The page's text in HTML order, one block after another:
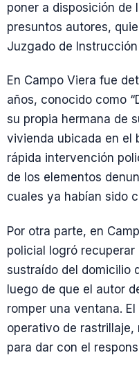
poner a disposición de
presuntos autores,
Juzgado de Instrucción
En Campo Viera fue
años, conocido como
su propia hermana de
vivienda ubicada en el
rápida intervención
de los elementos
cuales ya habían sido
Por otra parte, en
policial logró
sustraído del domicilio
luego de que el autor
romper una ventana.
operativo de
para dar con el